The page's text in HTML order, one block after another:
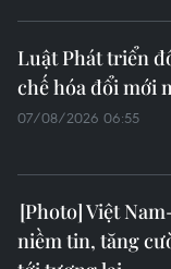
Luật Phát triển
chế hóa đổi mới
07/08/2026 06:55
Việt
niềm tin, tăng